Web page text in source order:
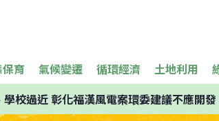
育 氣候變遷 循環經濟 土地利用
校過近 彰化福漢風電案環委建議不應開發